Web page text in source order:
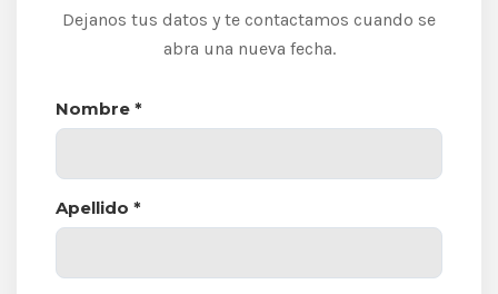
Dejanos tus datos y te contactamos cuando se
abra una nueva fecha.
Nombre *
Apellido *